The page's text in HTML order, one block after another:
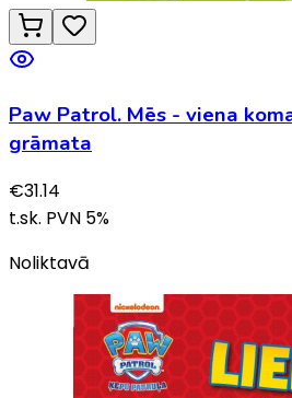
Paw Patrol. Mēs - viena
grāmata
€31.14
t.sk. PVN 5%
Noliktavā